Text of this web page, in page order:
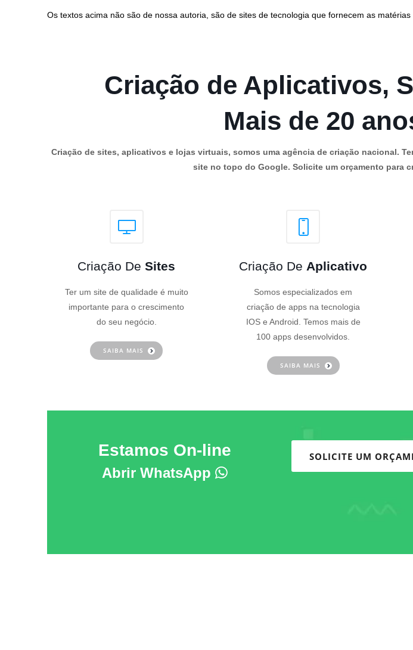
Os textos acima não são de nossa autoria, são de sites de tecnologia que fornecem as matérias
Criação de Aplicativos,
Mais de 20
Criação de sites, aplicativos e lojas virtuais, somos uma agência de criação nacional.
site no topo do Google. Solicite um orçamento para
Criação DeSites
Ter um site de qualidade é muito
importante para o crescimento
do seu negócio.
SAIBA MAIS
Criação De Aplicativo
Somos especializados em
criação de apps na tecnologia
IOS e Android. Temos mais de
100 apps desenvolvidos.
SAIBA MAIS
Estamos On-line
Abrir WhatsApp
SOLICITE UM